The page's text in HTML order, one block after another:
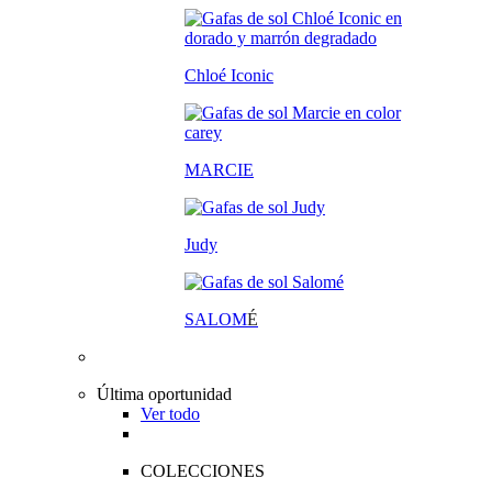
Chloé Iconic
MARCIE
Judy
SALOMÉ
Última oportunidad
Ver todo
COLECCIONES